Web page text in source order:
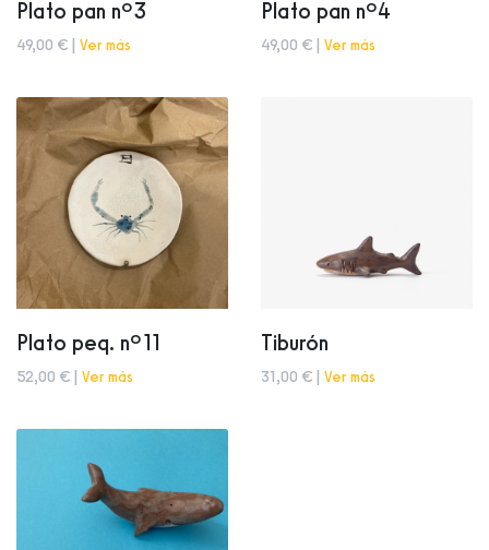
Plato pan nº3
49,00 € | Ver más
Plato pan nº4
49,00 € | Ver más
Plato peq. nº11
52,00 € | Ver más
Tiburón
31,00 € | Ver más